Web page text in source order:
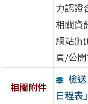
力認證
相關資
網站
頁/公
相關附件
檢
日程表」